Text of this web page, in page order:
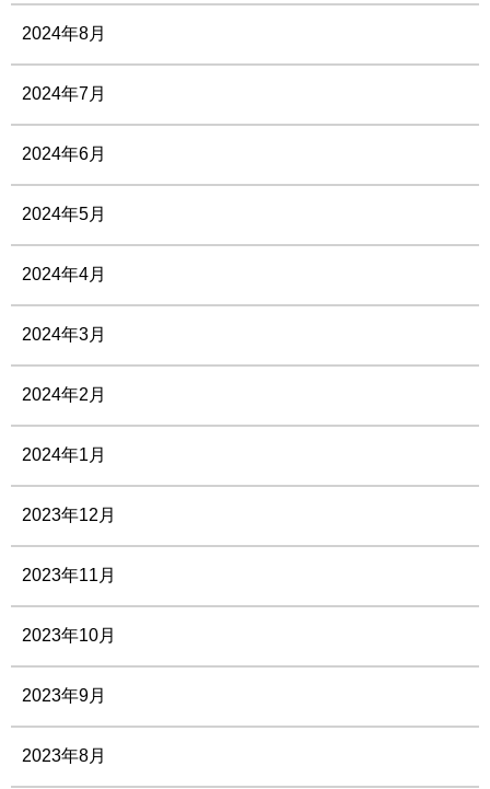
2024年8月
2024年7月
2024年6月
2024年5月
2024年4月
2024年3月
2024年2月
2024年1月
2023年12月
2023年11月
2023年10月
2023年9月
2023年8月